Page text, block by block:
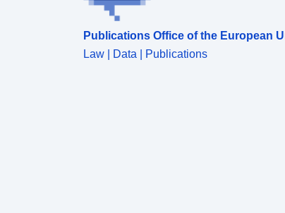
Publications Office of the European
Law | Data | Publications